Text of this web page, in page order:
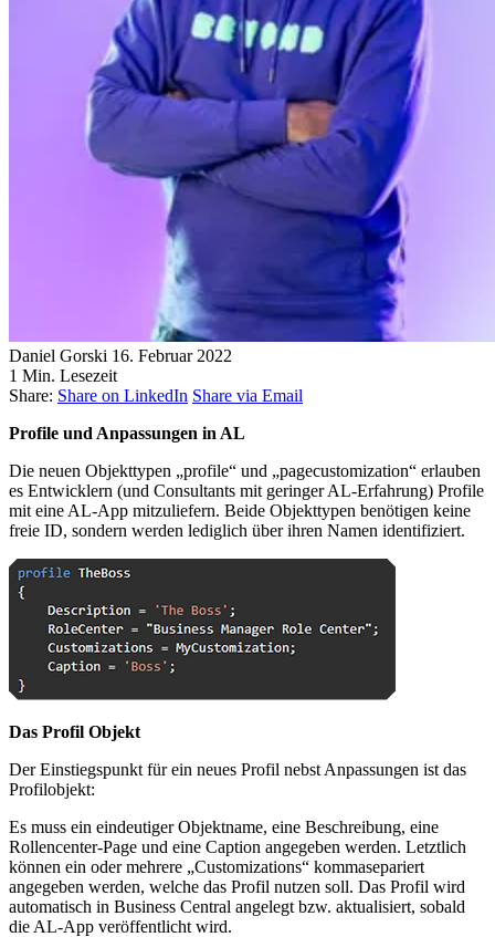
Daniel Gorski 16. Februar 2022
1 Min. Lesezeit
Share: Share on LinkedIn Share via Email
Profile und Anpassungen in AL
Die neuen Objekttypen „profile“ und „pagecustomization“ erlauben
es Entwicklern (und Consultants mit geringer AL-Erfahrung) Profile
mit eine AL-App mitzuliefern. Beide Objekttypen benötigen keine
freie ID, sondern werden lediglich über ihren Namen identifiziert.
Das Profil Objekt
Der Einstiegspunkt für ein neues Profil nebst Anpassungen ist das
Profilobjekt:
Es muss ein eindeutiger Objektname, eine Beschreibung, eine
Rollencenter-Page und eine Caption angegeben werden. Letztlich
können ein oder mehrere „Customizations“ kommasepariert
angegeben werden, welche das Profil nutzen soll. Das Profil wird
automatisch in Business Central angelegt bzw. aktualisiert, sobald
die AL-App veröffentlicht wird.